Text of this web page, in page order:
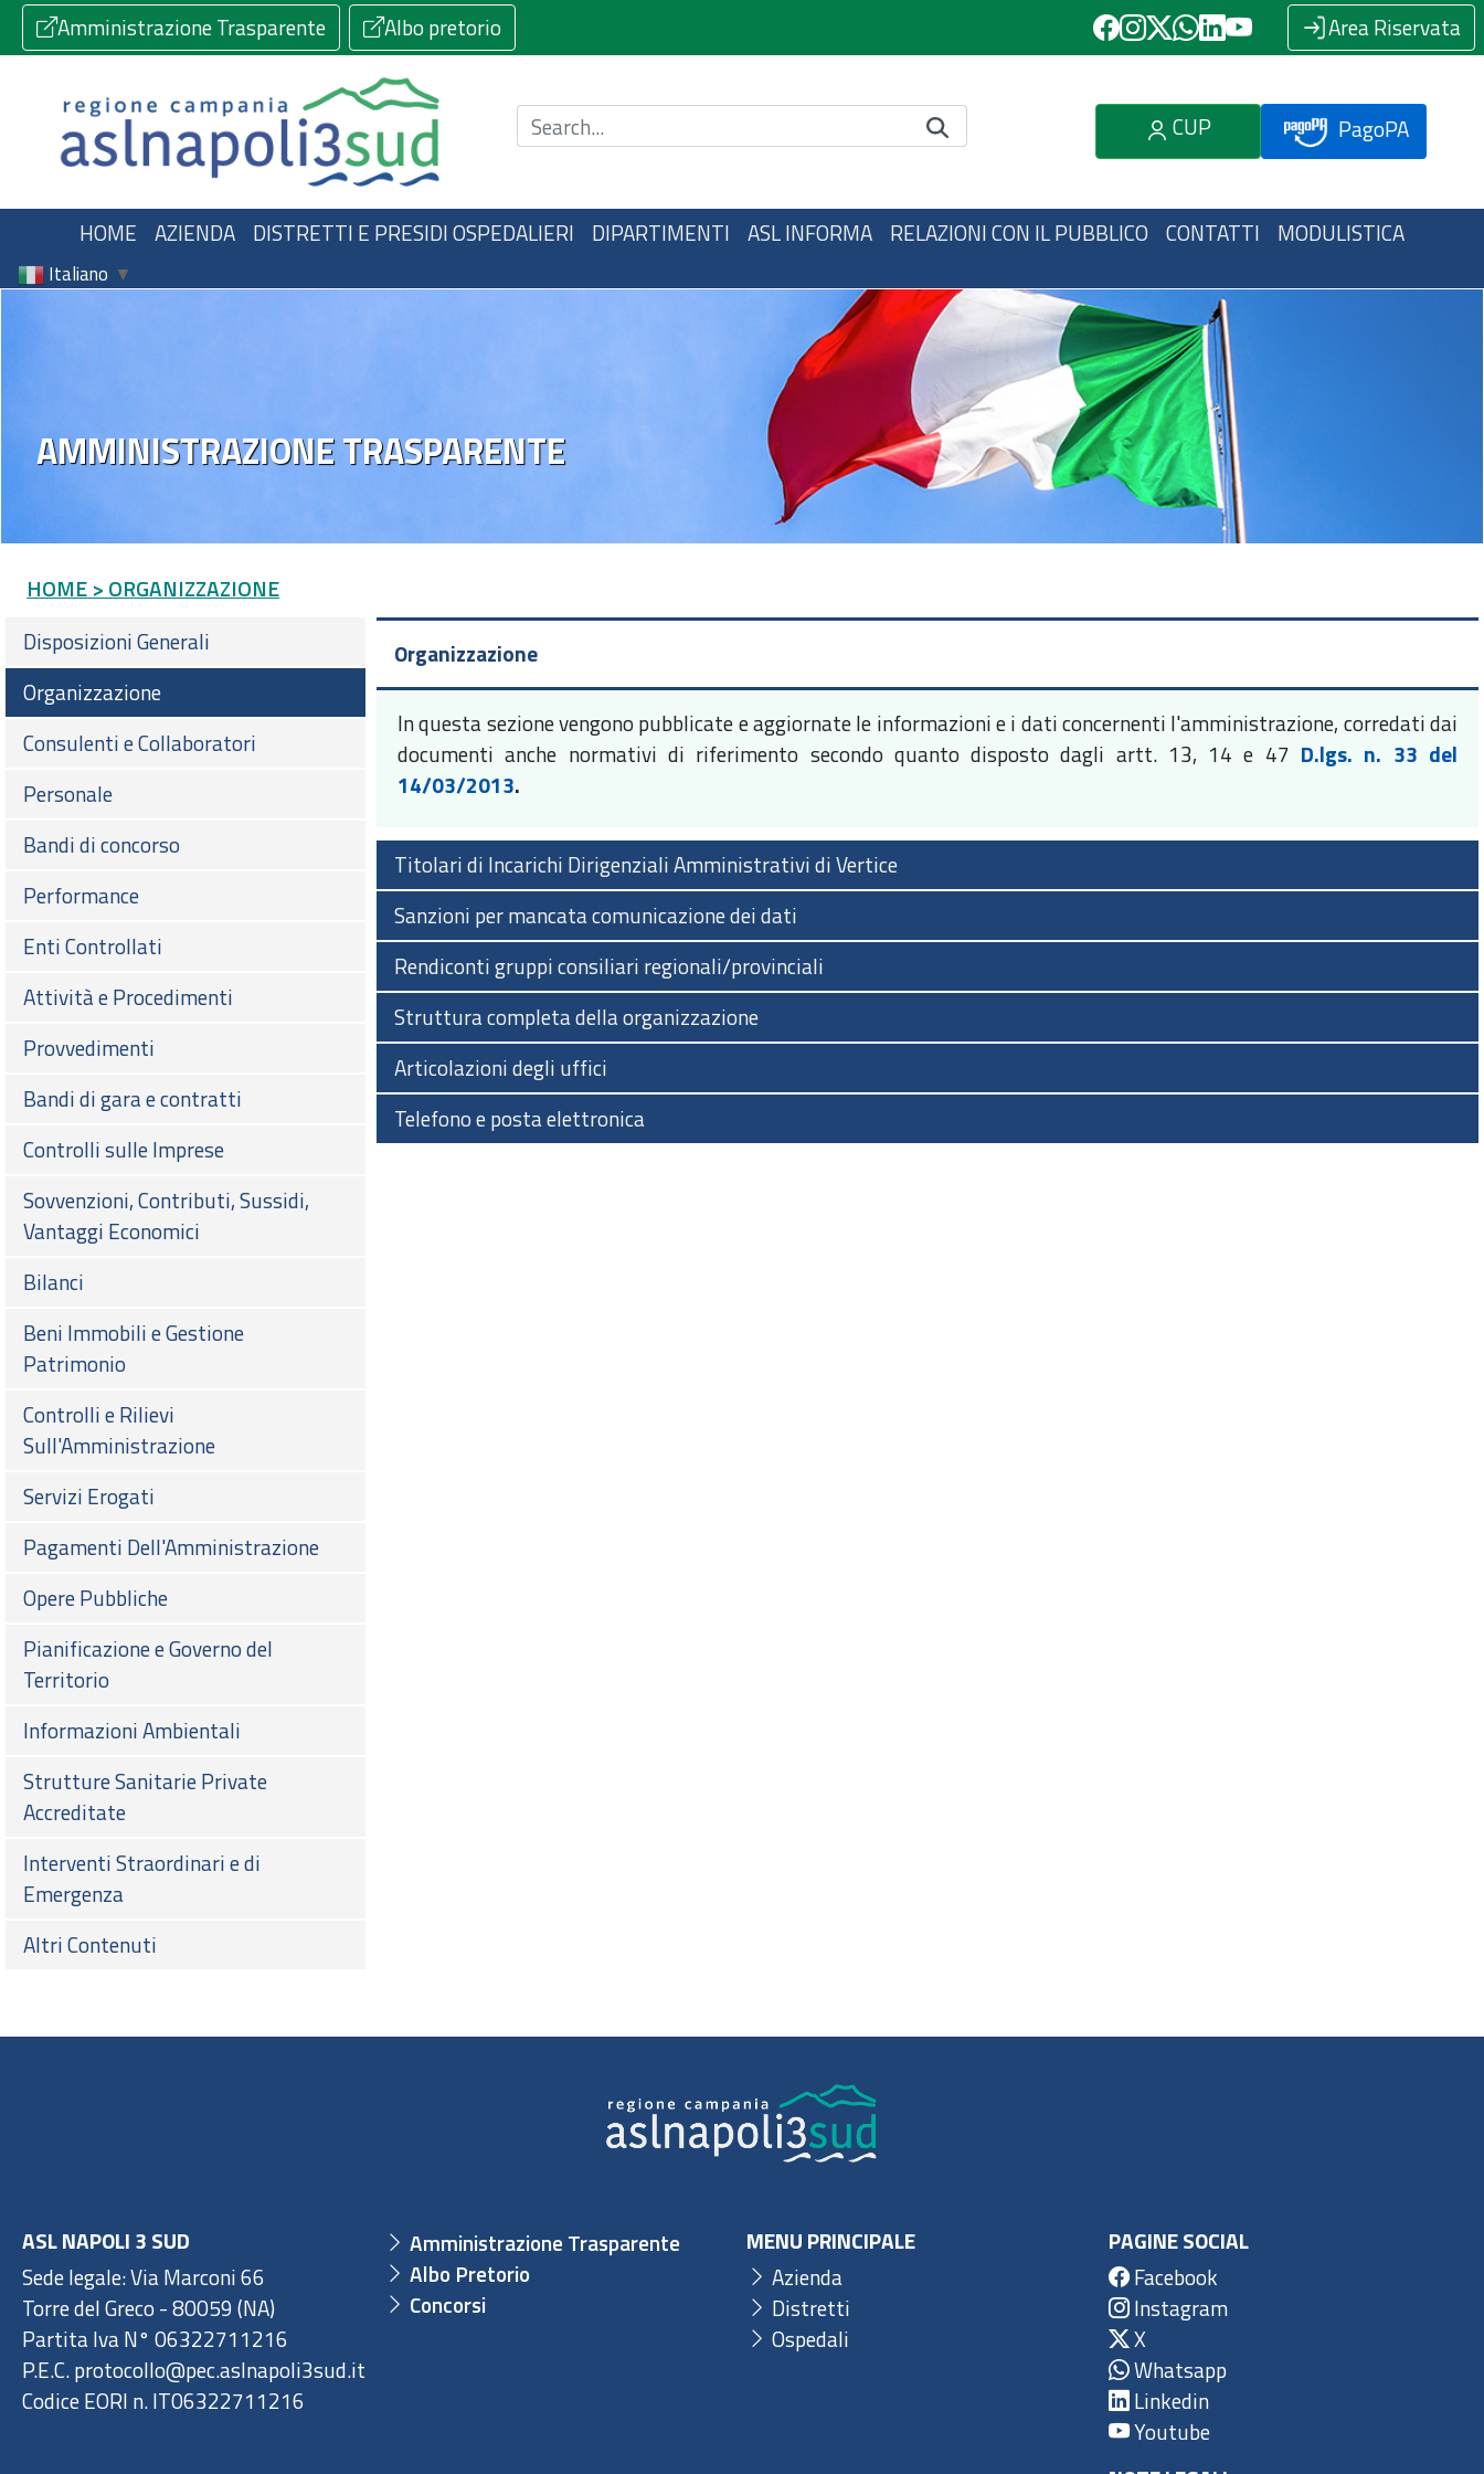
Amministrazione Trasparente Albo pretorio Area Riservata
Cerca nel sito CUP PagoPA
HOME AZIENDA DISTRETTI E PRESIDI OSPEDALIERI DIPARTIMENTI ASL INFORMA RELAZIONI CON IL PUBBLICO CONTATTI MODULISTICA
Italiano ▼
AMMINISTRAZIONE TRASPARENTE
HOME > ORGANIZZAZIONE
Disposizioni Generali
Organizzazione
Consulenti e Collaboratori
Personale
Bandi di concorso
Performance
Enti Controllati
Attività e Procedimenti
Provvedimenti
Bandi di gara e contratti
Controlli sulle Imprese
Sovvenzioni, Contributi, Sussidi,
Vantaggi Economici
Bilanci
Beni Immobili e Gestione
Patrimonio
Controlli e Rilievi
Sull'Amministrazione
Servizi Erogati
Pagamenti Dell'Amministrazione
Opere Pubbliche
Pianificazione e Governo del
Territorio
Informazioni Ambientali
Strutture Sanitarie Private
Accreditate
Interventi Straordinari e di
Emergenza
Altri Contenuti
Organizzazione
In questa sezione vengono pubblicate e aggiornate le informazioni e i dati concernenti l'amministrazione, corredati dai
documenti anche normativi di riferimento secondo quanto disposto dagli artt. 13, 14 e 47 D.lgs. n. 33 del
14/03/2013.
Titolari di Incarichi Dirigenziali Amministrativi di Vertice
Sanzioni per mancata comunicazione dei dati
Rendiconti gruppi consiliari regionali/provinciali
Struttura completa della organizzazione
Articolazioni degli uffici
Telefono e posta elettronica
ASL NAPOLI 3 SUD
Sede legale: Via Marconi 66
Torre del Greco - 80059 (NA)
Partita Iva N° 06322711216
P.E.C. protocollo@pec.aslnapoli3sud.it
Codice EORI n. IT06322711216
Amministrazione Trasparente
Albo Pretorio
Concorsi
MENU PRINCIPALE
Azienda
Distretti
Ospedali
PAGINE SOCIAL
Facebook
Instagram
X
Whatsapp
Linkedin
Youtube